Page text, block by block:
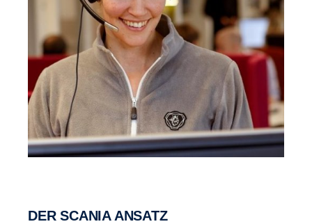
DER SCANIA ANSATZ